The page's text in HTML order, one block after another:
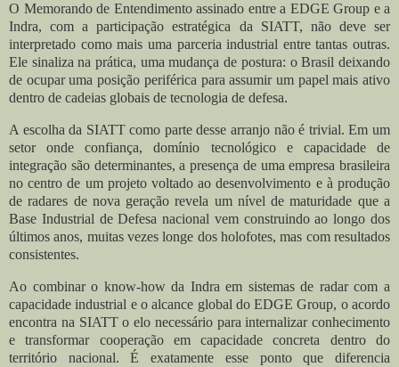
O Memorando de Entendimento assinado entre a EDGE Group e a
Indra, com a participação estratégica da SIATT, não deve ser
interpretado como mais uma parceria industrial entre tantas outras.
Ele sinaliza na prática, uma mudança de postura: o Brasil deixando
de ocupar uma posição periférica para assumir um papel mais ativo
dentro de cadeias globais de tecnologia de defesa.
A escolha da SIATT como parte desse arranjo não é trivial. Em um
setor onde confiança, domínio tecnológico e capacidade de
integração são determinantes, a presença de uma empresa brasileira
no centro de um projeto voltado ao desenvolvimento e à produção
de radares de nova geração revela um nível de maturidade que a
Base Industrial de Defesa nacional vem construindo ao longo dos
últimos anos, muitas vezes longe dos holofotes, mas com resultados
consistentes.
Ao combinar o know-how da Indra em sistemas de radar com a
capacidade industrial e o alcance global do EDGE Group, o acordo
encontra na SIATT o elo necessário para internalizar conhecimento
e transformar cooperação em capacidade concreta dentro do
território nacional. É exatamente esse ponto que diferencia